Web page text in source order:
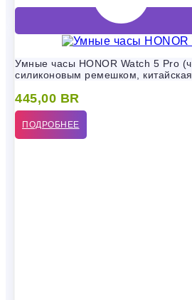
Умные часы HONOR Watch 5 Pro
силиконовым ремешком,
445,00 BR
ПОДРОБНЕЕ